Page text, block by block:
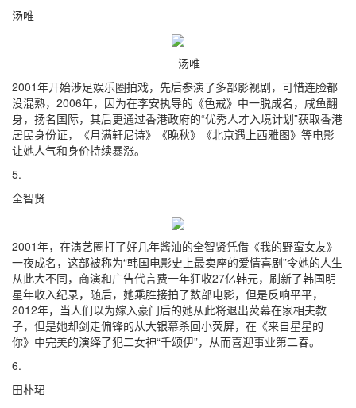
汤唯
汤唯
2001年开始涉足娱乐圈拍戏，先后参演了多部影视剧，可惜连脸都
没混熟，2006年，因为在李安执导的《色戒》中一脱成名，咸鱼翻
身，扬名国际，其后更通过香港政府的“优秀人才入境计划”获取香港
居民身份证，《月满轩尼诗》《晚秋》《北京遇上西雅图》等电影
让她人气和身价持续暴涨。
5.
全智贤
2001年，在演艺圈打了好几年酱油的全智贤凭借《我的野蛮女友》
一夜成名，这部被称为“韩国电影史上最卖座的爱情喜剧”令她的人生
从此大不同，商演和广告代言费一年狂收27亿韩元，刷新了韩国明
星年收入纪录，随后，她乘胜接拍了数部电影，但是反响平平，
2012年，当人们以为嫁入豪门后的她从此将退出荧幕在家相夫教
子，但是她却剑走偏锋的从大银幕杀回小荧屏，在《来自星星的
你》中完美的演绎了犯二女神“千颂伊”，从而喜迎事业第二春。
6.
田朴珺